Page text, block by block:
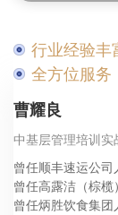
行业经验丰
全方位服务
曹耀良
中基层管理培训实
曾任顺丰速运公司
曾任高露洁（棕
曾任炳胜饮食集团